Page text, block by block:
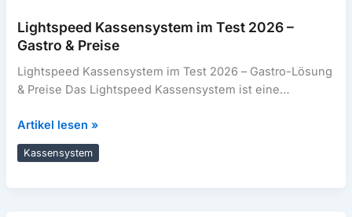
im
Vergleich
Lightspeed Kassensystem im Test 2026 –
Gastro & Preise
Lightspeed Kassensystem im Test 2026 – Gastro-Lösung
& Preise Das Lightspeed Kassensystem ist eine
Lightspeed
Kassensystem
im
Artikel lesen »
Kassensystem